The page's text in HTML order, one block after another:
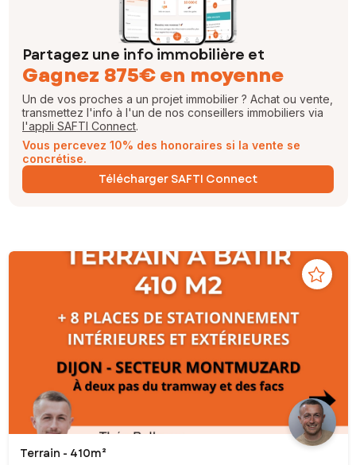
Partagez une info immobilière et
Gagnez 875€ en moyenne
Un de vos proches a un projet immobilier ? Achat ou vente,
transmettez l'info à l'un de nos conseillers immobiliers via
l'appli SAFTI Connect.
Vous percevez 10% des honoraires si la vente se
concrétise.
Télécharger SAFTI Connect
Terrain - 410m²